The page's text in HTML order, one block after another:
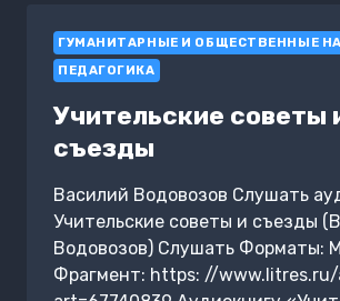
ШАГОВ
ГУМАНИТАРНЫЕ И ОБЩЕСТВЕННЫЕ
ПЕДАГОГИКА
Учительские советы
съезды
Василий Водовозов Слушать
Учительские советы и съезды
Водовозов) Слушать Форматы:
Фрагмент: https: //